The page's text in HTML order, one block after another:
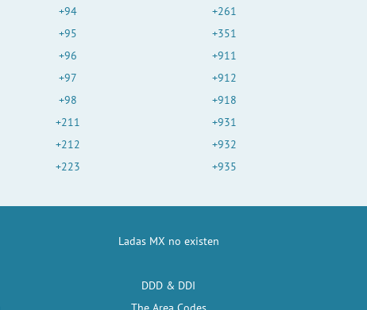
+94
+95
+96
+97
+98
+211
+212
+223
+261
+351
+911
+912
+918
+931
+932
+935
Ladas MX no existen
DDD & DDI